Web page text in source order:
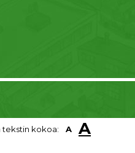
tekstin kokoa: A A